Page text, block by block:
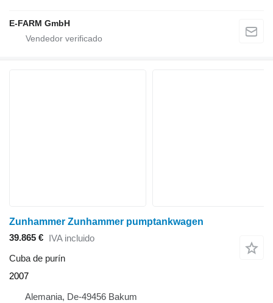
E-FARM GmbH
Zunhammer Zunhammer pumptankwagen
39.865 € IVA incluido
Cuba de purín
2007
Alemania, De-49456 Bakum